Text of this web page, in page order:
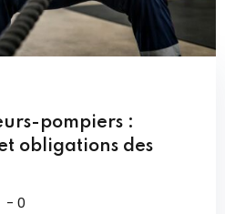
pompiers :
obligations des
- 0